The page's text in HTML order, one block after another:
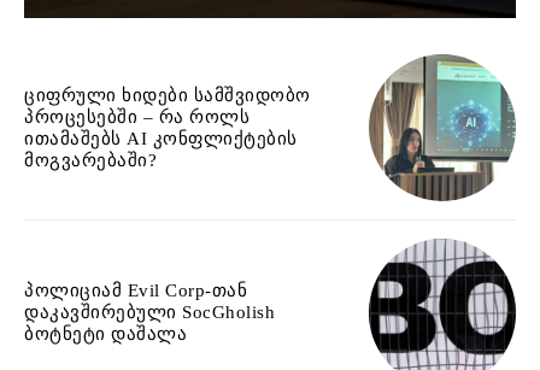
ციფრული ხიდები სამშვიდობო
პროცესებში – რა როლს
ითამაშებს AI კონფლიქტების
მოგვარებაში?
პოლიციამ Evil Corp-თან
დაკავშირებული SocGholish
ბოტნეტი დაშალა